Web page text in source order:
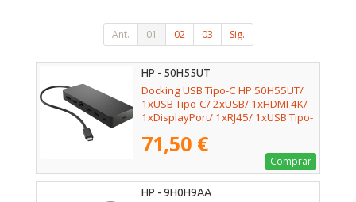
Ant. 01 02 03 Sig.
HP - 50H55UT
Docking USB Tipo-C HP 50H55UT/
1xUSB Tipo-C/ 2xUSB/ 1xHDMI 4K/
1xDisplayPort/ 1xRJ45/ 1xUSB Tipo-
71,50 €
Comprar
HP - 9H0H9AA